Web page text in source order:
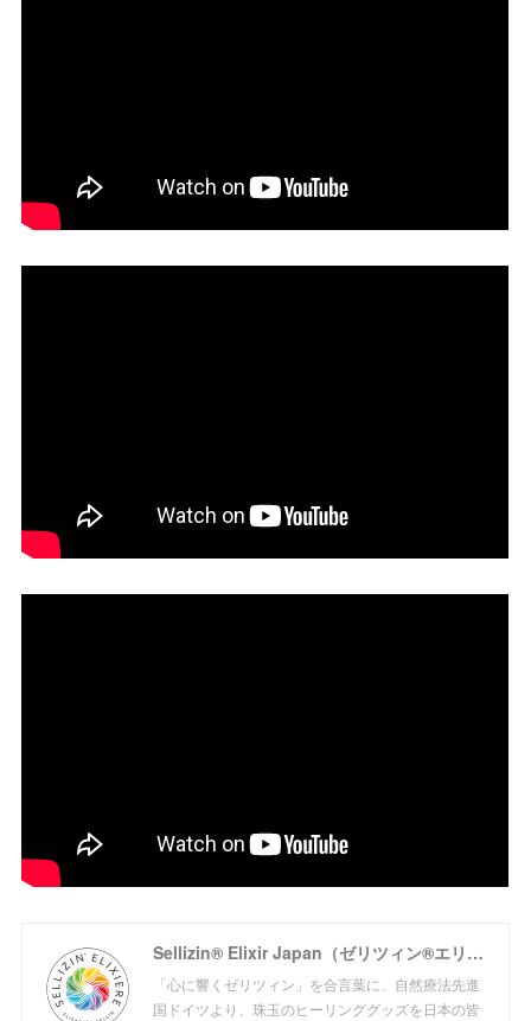
Sellizin® Elixir Japan（ゼリツィン®エリクサージャパン公式サイト）
「心に響くゼリツィン」を合言葉に、自然療法先進
国ドイツより、珠玉のヒーリンググッズを日本の皆